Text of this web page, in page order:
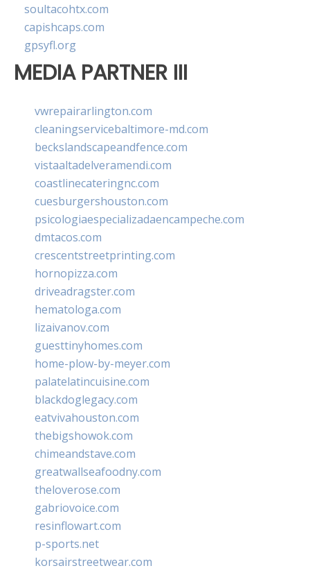
soultacohtx.com
capishcaps.com
gpsyfl.org
MEDIA PARTNER III
vwrepairarlington.com
cleaningservicebaltimore-md.com
beckslandscapeandfence.com
vistaaltadelveramendi.com
coastlinecateringnc.com
cuesburgershouston.com
psicologiaespecializadaencampeche.com
dmtacos.com
crescentstreetprinting.com
hornopizza.com
driveadragster.com
hematologa.com
lizaivanov.com
guesttinyhomes.com
home-plow-by-meyer.com
palatelatincuisine.com
blackdoglegacy.com
eatvivahouston.com
thebigshowok.com
chimeandstave.com
greatwallseafoodny.com
theloverose.com
gabriovoice.com
resinflowart.com
p-sports.net
korsairstreetwear.com